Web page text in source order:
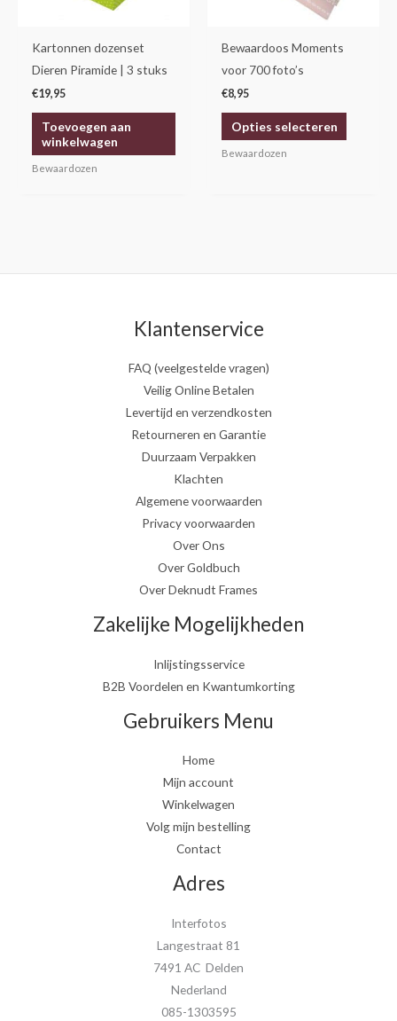
Kartonnen dozenset
Dieren Piramide | 3 stuks
€19,95
Toevoegen aan
winkelwagen
Bewaardozen
Bewaardoos Moments
voor 700 foto’s
€8,95
Opties selecteren
de
Bewaardozen
Klantenservice
FAQ (veelgestelde vragen)
Veilig Online Betalen
Levertijd en verzendkosten
Retourneren en Garantie
Duurzaam Verpakken
Klachten
Algemene voorwaarden
Privacy voorwaarden
Over Ons
Over Goldbuch
Over Deknudt Frames
Zakelijke Mogelijkheden
Inlijstingsservice
B2B Voordelen en Kwantumkorting
Gebruikers Menu
Home
Mijn account
Winkelwagen
Volg mijn bestelling
Contact
Adres
Interfotos
Langestraat 81
7491 AC Delden
Nederland
085-1303595